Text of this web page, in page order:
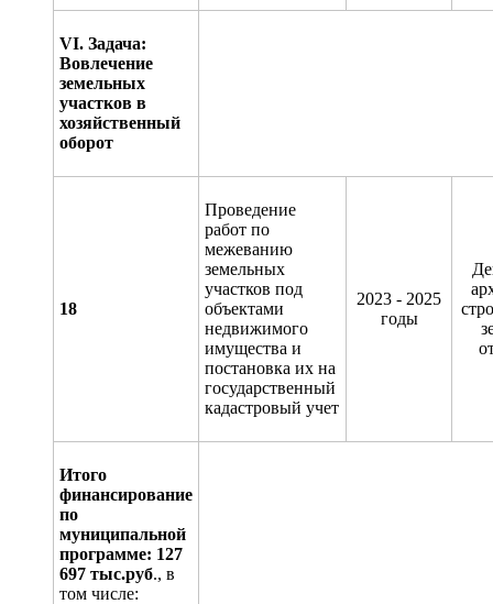
VI. Задача:
Вовлечение
земельных
участков в
хозяйственный
оборот
18
Проведение
работ по
межеванию
земельных
участков под
объектами
недвижимого
имущества и
постановка их на
государственный
кадастровый учет
2023 - 2025
годы
Итого
финансирование
по
муниципальной
программе: 127
697 тыс.руб., в
том числе: